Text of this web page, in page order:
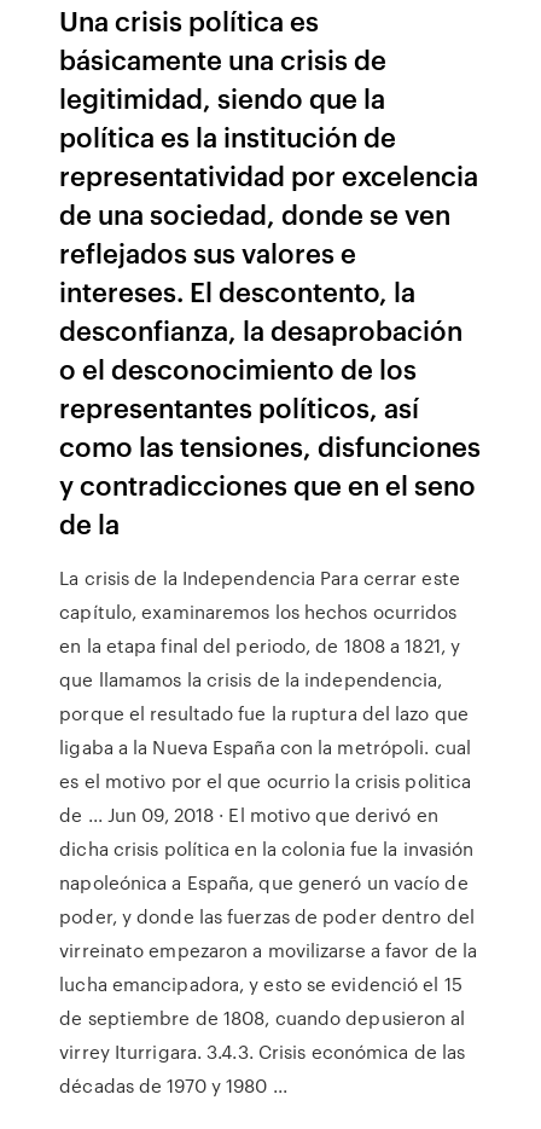
Una crisis política es
básicamente una crisis de
legitimidad, siendo que la
política es la institución de
representatividad por excelencia
de una sociedad, donde se ven
reflejados sus valores e
intereses. El descontento, la
desconfianza, la desaprobación
o el desconocimiento de los
representantes políticos, así
como las tensiones, disfunciones
y contradicciones que en el seno
de la
La crisis de la Independencia Para cerrar este
capítulo, examinaremos los hechos ocurridos
en la etapa final del periodo, de 1808 a 1821, y
que llamamos la crisis de la independencia,
porque el resultado fue la ruptura del lazo que
ligaba a la Nueva España con la metrópoli. cual
es el motivo por el que ocurrio la crisis politica
de ... Jun 09, 2018 · El motivo que derivó en
dicha crisis política en la colonia fue la invasión
napoleónica a España, que generó un vacío de
poder, y donde las fuerzas de poder dentro del
virreinato empezaron a movilizarse a favor de la
lucha emancipadora, y esto se evidenció el 15
de septiembre de 1808, cuando depusieron al
virrey Iturrigara. 3.4.3. Crisis económica de las
décadas de 1970 y 1980 ...